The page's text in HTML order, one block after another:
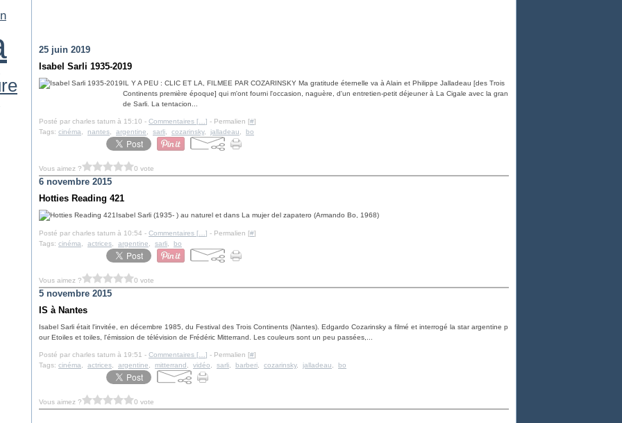
25 juin 2019
Isabel Sarli 1935-2019
IL Y A PEU : CLIC ET LA, FILMEE PAR COZARINSKY Ma gratitude éternelle va à Alain et Philippe Jalladeau [des Trois
Continents première époque] qui m'ont fourni l'occasion, naguère, d'un entretien-petit déjeuner à La Cigale avec la gran
de Sarli. La tentacion...
Posté par charles tatum à 15:10 - Commentaires [ ] - Permalien [#]
Tags: cinéma nantes argentine sarli cozarinsky, jalladeau bo
Vous aimez ? 0 vote
6 novembre 2015
Hotties Reading 421
Isabel Sarli (1935- ) au naturel et dans La mujer del zapatero (Armando Bo, 1968)
Posté par charles tatum à 10:54 - Commentaires [ ] - Permalien [#]
Tags: cinéma actrices argentine sarli bo
Vous aimez ? 0 vote
5 novembre 2015
IS à Nantes
Isabel Sarli était l'invitée, en décembre 1985, du Festival des Trois Continents (Nantes). Edgardo Cozarinsky a filmé et interrogé la star argentine p
our Etoiles et toiles, l'émission de télévision de Frédéric Mitterrand. Les couleurs sont un peu passées,...
Posté par charles tatum à 19:51 - Commentaires [ ] - Permalien [#]
Tags: cinéma actrices argentine mitterrand vidéo sarli barberi cozarinsky, jalladeau bo
Vous aimez ? 0 vote